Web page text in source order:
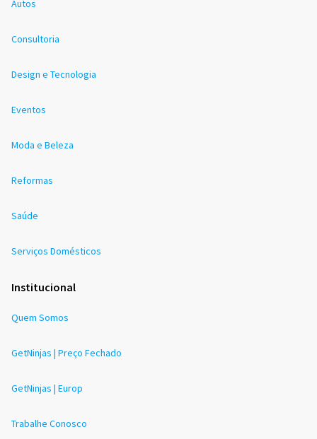
Autos
Consultoria
Design e Tecnologia
Eventos
Moda e Beleza
Reformas
Saúde
Serviços Domésticos
Institucional
Quem Somos
GetNinjas | Preço Fechado
GetNinjas | Europ
Trabalhe Conosco